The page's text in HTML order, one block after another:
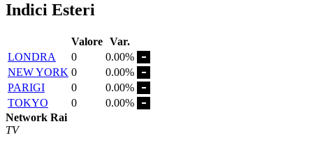
Indici Esteri
Valore Var.
LONDRA
0
0.00%
NEW YORK 0
0.00%
PARIGI
0
0.00%
TOKYO
0
0.00%
Network Rai
TV